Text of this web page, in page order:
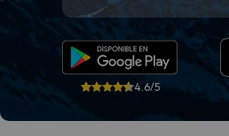
4.6/5